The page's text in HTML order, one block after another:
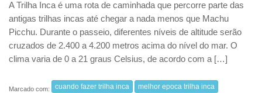
A Trilha Inca é uma rota de caminhada que percorre parte das
antigas trilhas incas até chegar a nada menos que Machu
Picchu. Durante o passeio, diferentes níveis de altitude serão
cruzados de 2.400 a 4.200 metros acima do nível do mar. O
clima varia de 0 a 21 graus Celsius, de acordo com a […]
Marcado com: cuando fazer trilha inca melhor epoca trilha inca